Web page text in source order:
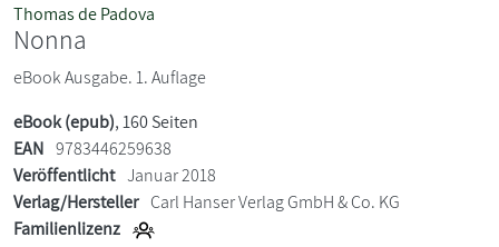
Thomas de Padova
Nonna
eBook Ausgabe. 1. Auflage
eBook (epub), 160 Seiten
EAN 9783446259638
Veröffentlicht Januar 2018
Verlag/Hersteller Carl Hanser Verlag GmbH & Co. KG
Familienlizenz